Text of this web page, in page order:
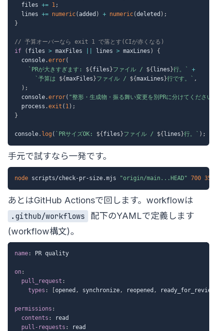
  files
+= 1;
  lines
+= numeric(added ) + numeric(deleted ) ;
}
// 予算オーバーなら exit 1 で落とす(CIが赤くなる)
if
( files > maxFiles lines > maxLines )
{
  console
.error(
` PRが大きすぎます: ${ files }ファイル / ${ lines }行。 `
+
` 予算は ${maxFiles }ファイル / ${maxLines }行です。 ` ,
) ;
  console
.error( "整形・生成物・振る舞い変更を別PRに分けてください
  process
.exit ( 1) ;
}
console. log ( ` PRサイズOK: ${ files }ファイル / ${ lines }行。 ` ) ;
手元で試すなら一発です。
node scripts/check-pr-size.mjs "origin/main...HEAD" 700 35
あとはGitHub Actionsで回します。workflowは
.github/workflows
配下のYAMLで定義します
(workflow構文)。
name: PR quality
on:
pull_request :
types : opened , synchronize, reopened , ready_for_review
permissions :
contents :
read
pull-requests : read